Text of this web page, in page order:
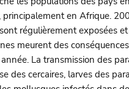
en Afrique.
régulièrement exposées
meurent des
La transmission des
des cercaires, larves des